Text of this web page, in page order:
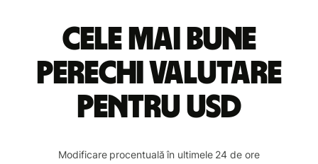
Cele mai bune
perechi valutare
pentru USD
Modificare procentuală în ultimele 24 de ore